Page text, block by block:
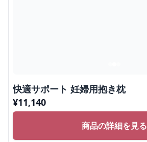
快適サポート 妊婦用抱き枕
¥11,140
商品の詳細を見る